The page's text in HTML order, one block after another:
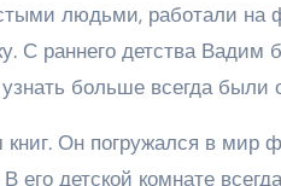
людьми, работали на
С раннего детства
больше всегда были
Он погружался в мир
его детской комнате